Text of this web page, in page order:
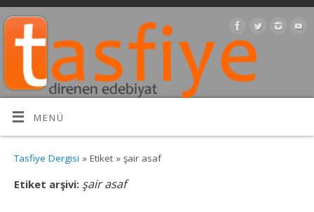
MENÜ
Tasfiye Dergisi » Etiket » şair asaf
Etiket arşivi: şair asaf